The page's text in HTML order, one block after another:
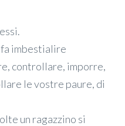
fa imbestialire
controllare, imporre,
le vostre paure, di
un ragazzino si